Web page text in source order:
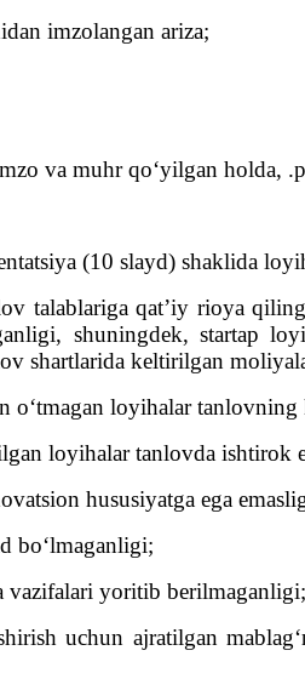
imzolangan ariza;
va muhr qo‘yilgan holda,
(10 slayd) shaklida
talablariga qat’iy rioya
shuningdek, startap
shartlarida keltirilgan
o‘tmagan loyihalar
loyihalar tanlovda ishtirok
hususiyatga ega
bo‘lmaganligi;
vazifalari yoritib berilmaganligi;
uchun ajratilgan